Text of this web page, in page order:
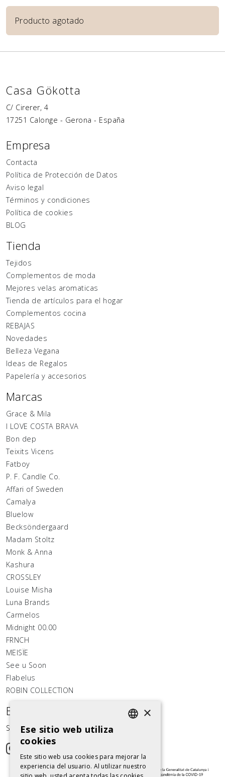
Producto agotado
Casa Gökotta
C/ Cirerer, 4
17251 Calonge - Gerona - España
Empresa
Contacta
Política de Protección de Datos
Aviso legal
Términos y condiciones
Política de cookies
BLOG
Tienda
Tejidos
Complementos de moda
Mejores velas aromaticas
Tienda de artículos para el hogar
Complementos cocina
REBAJAS
Novedades
Belleza Vegana
Ideas de Regalos
Papelería y accesorios
Marcas
Grace & Mila
I LOVE COSTA BRAVA
Bon dep
Teixits Vicens
Fatboy
P. F. Candle Co.
Affari of Sweden
Camalya
Bluelow
Becksöndergaard
Madam Stoltz
Monk & Anna
Kashura
CROSSLEY
Louise Misha
Luna Brands
Carmelos
Midnight 00.00
FRNCH
MEISÏE
See u Soon
Flabelus
ROBIN COLLECTION
Estemos conectados
Síguenos en las redes sociales
×
Ese sitio web utiliza
cookies
Este sitio web usa cookies para mejorar la
experiencia del usuario. Al utilizar nuestro